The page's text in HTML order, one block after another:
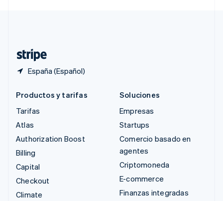
España (Español)
Productos y tarifas
Tarifas
Atlas
Authorization Boost
Billing
Capital
Checkout
Climate
Soluciones
Empresas
Startups
Comercio basado en
agentes
Criptomoneda
E-commerce
Finanzas integradas